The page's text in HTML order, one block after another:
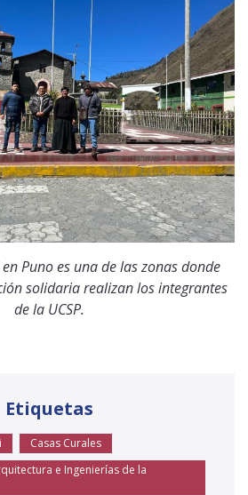
Puno es una de las zonas donde
solidaria realizan los integrantes
de la UCSP.
Etiquetas
Casas Curales
e Ingenierías de la